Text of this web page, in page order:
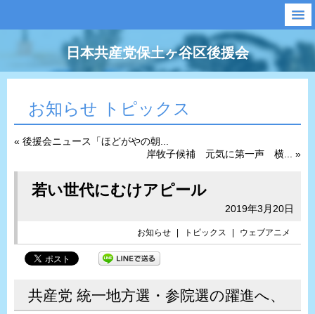
日本共産党保土ヶ谷区後援会
お知らせ トピックス
« 後援会ニュース「ほどがやの朝...
岸牧子候補 元気に第一声 横... »
若い世代にむけアピール
2019年3月20日
お知らせ トピックス ウェブアニメ
共産党 統一地方選・参院選の躍進へ、